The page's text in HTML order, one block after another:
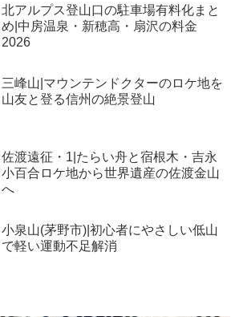
北アルプス登山口の駐車場有料化まと
め|中房温泉・新穂高・扇沢の料金
2026
三峰山|マウンテンドクターのロケ地を
山友と登る信州の絶景登山
佐渡遠征・1|たらい舟と宿根木・吉永
小百合ロケ地から世界遺産の佐渡金山
へ
小泉山(茅野市)|初心者にやさしい低山
で軽い運動不足解消